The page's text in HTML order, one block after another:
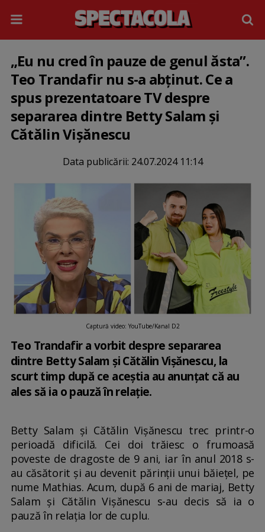
„Eu nu cred în pauze de genul ăsta”.
Teo Trandafir nu s-a abținut. Ce a
spus prezentatoare TV despre
separarea dintre Betty Salam și
Cătălin Vișănescu
Data publicării: 24.07.2024 11:14
Captură video: YouTube/Kanal D2
Teo Trandafir a vorbit despre separarea
dintre Betty Salam și Cătălin Vișănescu, la
scurt timp după ce aceștia au anunțat că au
ales să ia o pauză în relație.
Betty Salam și Cătălin Vișănescu trec printr-o
perioadă dificilă. Cei doi trăiesc o frumoasă
poveste de dragoste de 9 ani, iar în anul 2018 s-
au căsătorit și au devenit părinții unui băiețel, pe
nume Mathias. Acum, după 6 ani de mariaj, Betty
Salam și Cătălin Vișănescu s-au decis să ia o
pauză în relația lor de cuplu.